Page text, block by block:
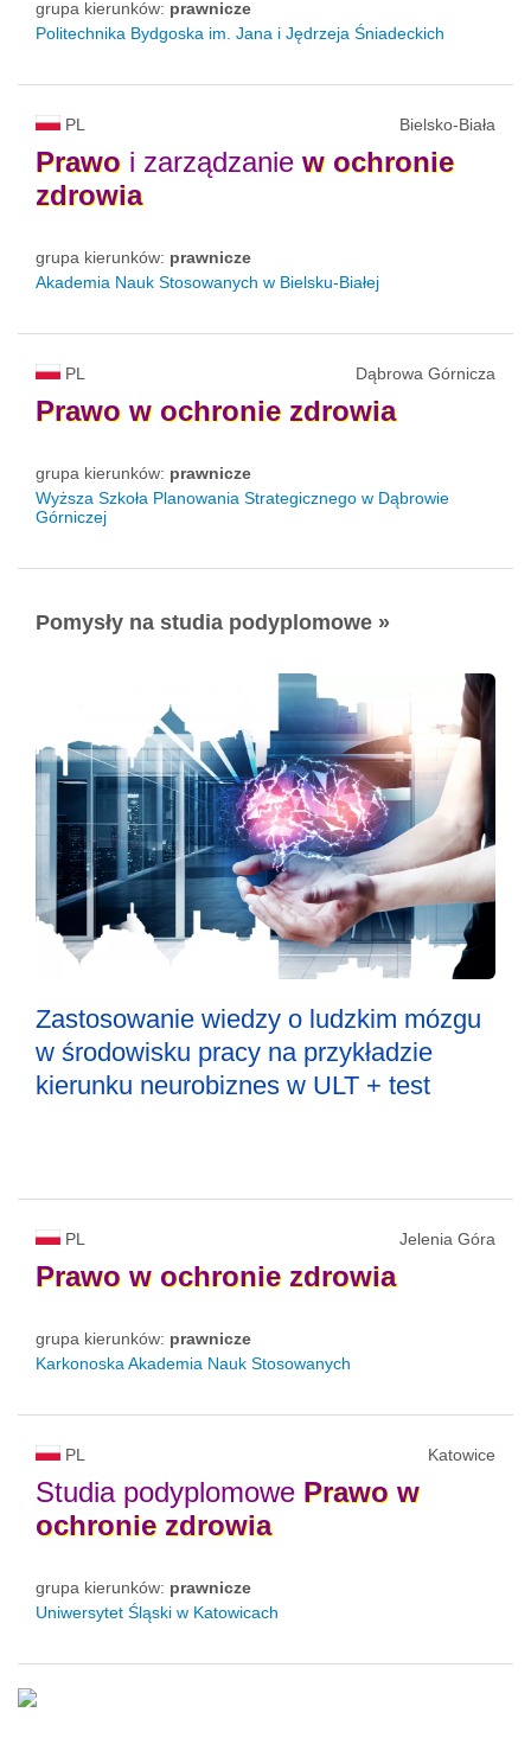
grupa kierunków: prawnicze
Politechnika Bydgoska im. Jana i Jędrzeja Śniadeckich
PL Bielsko-Biała
Prawo i zarządzanie w ochronie
zdrowia
grupa kierunków: prawnicze
Akademia Nauk Stosowanych w Bielsku-Białej
PL Dąbrowa Górnicza
Prawo w ochronie zdrowia
grupa kierunków: prawnicze
Wyższa Szkoła Planowania Strategicznego w Dąbrowie
Górniczej
Pomysły na studia podyplomowe »
Zastosowanie wiedzy o ludzkim mózgu
w środowisku pracy na przykładzie
kierunku neurobiznes w ULT + test
PL Jelenia Góra
Prawo w ochronie zdrowia
grupa kierunków: prawnicze
Karkonoska Akademia Nauk Stosowanych
PL Katowice
Studia podyplomowe Prawo w
ochronie zdrowia
grupa kierunków: prawnicze
Uniwersytet Śląski w Katowicach